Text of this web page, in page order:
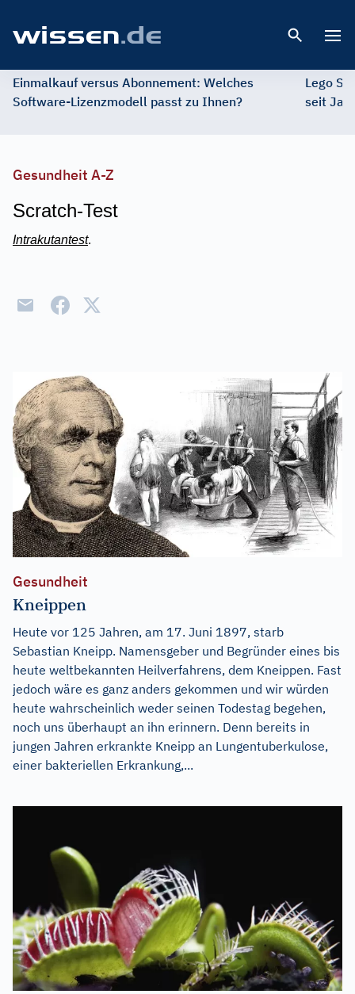
Einmalkauf versus Abonnement: Welches
Software-Lizenzmodell passt zu Ihnen?
Lego
seit
Gesundheit A-Z
Scratch-Test
Intrakutantest.
Gesundheit
Kneippen
Heute vor 125 Jahren, am 17. Juni 1897, starb
Sebastian Kneipp. Namensgeber und Begründer eines bis
heute weltbekannten Heilverfahrens, dem Kneippen. Fast
jedoch wäre es ganz anders gekommen und wir würden
heute wahrscheinlich weder seinen Todestag begehen,
noch uns überhaupt an ihn erinnern. Denn bereits in
jungen Jahren erkrankte Kneipp an Lungentuberkulose,
einer bakteriellen Erkrankung,...